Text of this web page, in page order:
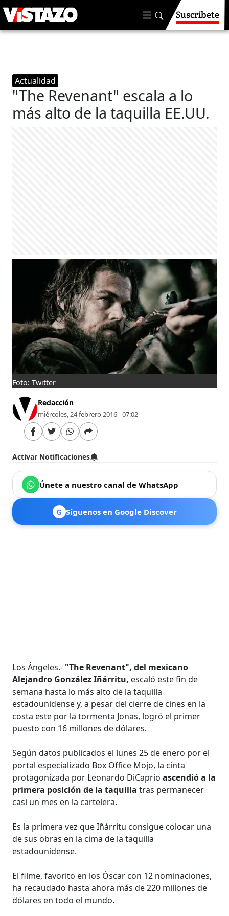
Suscríbete
Actualidad
"The Revenant" escala a lo
más alto de la taquilla EE.UU.
Foto: Twitter
Redacción
miércoles, 24 febrero 2016 - 07:02
Activar Notificaciones
Únete a nuestro canal de WhatsApp
G Síguenos en Google Discover
Los Ángeles.- "The Revenant", del mexicano
Alejandro González Iñárritu, escaló este fin de
semana hasta lo más alto de la taquilla
estadounidense y, a pesar del cierre de cines en la
costa este por la tormenta Jonas, logró el primer
puesto con 16 millones de dólares.
Según datos publicados el lunes 25 de enero por el
portal especializado Box Office Mojo, la cinta
protagonizada por Leonardo DiCaprioascendió a la
primera posición de la taquilla tras permanecer
casi un mes en la cartelera.
Es la primera vez que Iñárritu consigue colocar una
de sus obras en la cima de la taquilla
estadounidense.
El filme, favorito en los Óscar con 12 nominaciones,
ha recaudado hasta ahora más de 220 millones de
dólares en todo el mundo.